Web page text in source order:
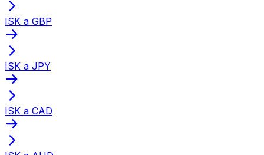
ISK a GBP
ISK a JPY
ISK a CAD